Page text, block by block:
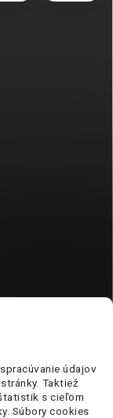
údajov
Taktiež
s cieľom
Súbory cookies